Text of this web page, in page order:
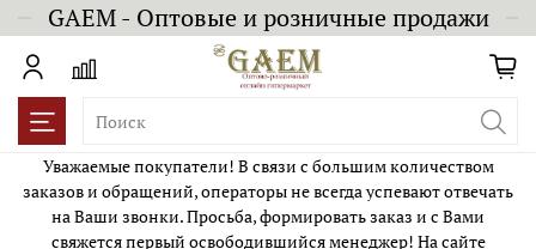
GAEM - Оптовые и розничные продажи
Уважаемые покупатели! В связи с большим количеством
заказов и обращений, операторы не всегда успевают отвечать
на Ваши звонки. Просьба, формировать заказ и с Вами
свяжется первый освободившийся менеджер! На сайте